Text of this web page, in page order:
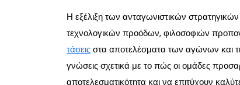
Η εξέλιξη των ανταγωνιστικών
τεχνολογικών προόδων, φιλοσοφιών
τάσειςστα αποτελέσματα των αγώνων και
γνώσεις σχετικά με το πώς οι ομάδες
αποτελεσματικότητα και να επιτύχουν